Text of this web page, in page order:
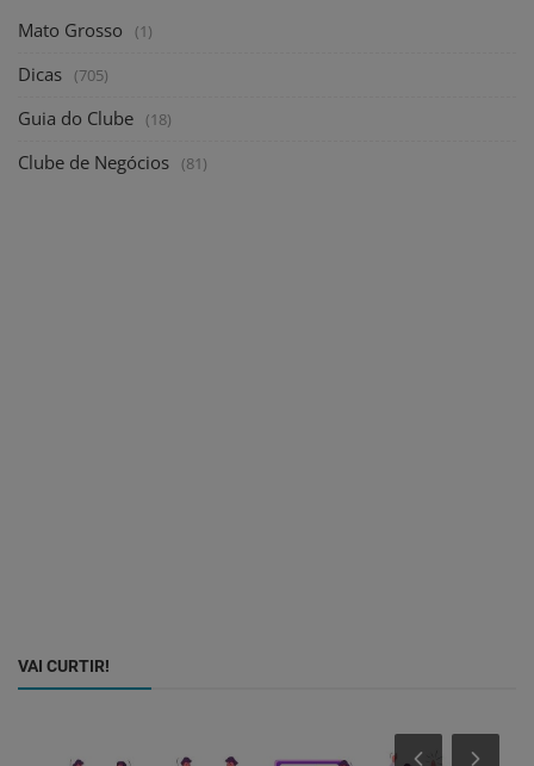
Mato Grosso (1)
Dicas (705)
Guia do Clube (18)
Clube de Negócios (81)
VAI CURTIR!